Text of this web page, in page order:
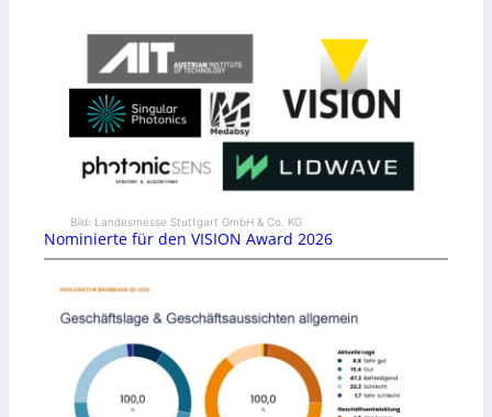
Bild: Landesmesse Stuttgart GmbH & Co. KG
Nominierte für den VISION Award 2026